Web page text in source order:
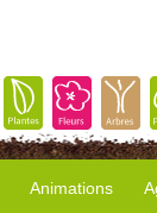
Animations